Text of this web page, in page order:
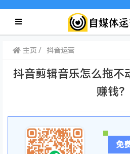
主页 抖音运营
抖音剪辑音乐怎么拖不
赚钱？
免